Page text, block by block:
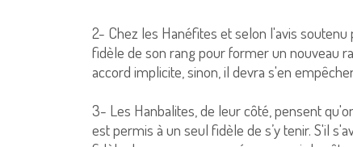
2- Chez les Hanéfites et selon l'avis
fidèle de son rang pour former un nouveau
accord implicite, sinon, il devra s'en
3- Les Hanbalites, de leur côté, pensent
est permis à un seul fidèle de s’y tenir. S'il